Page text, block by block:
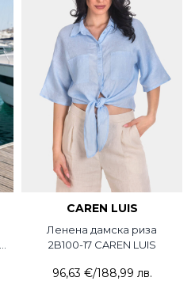
CAREN LUIS
Ленена дамска риза
2B100-17 CAREN LUIS
96,63 €/188,99 лв.